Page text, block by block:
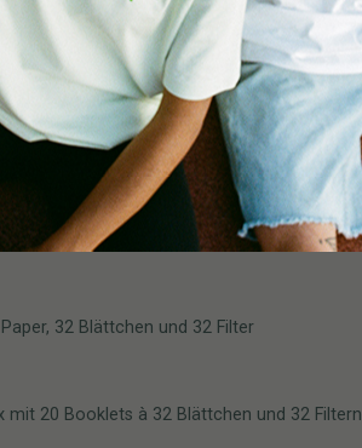
32 Blättchen und 32 Filter
mit 20 Booklets à 32 Blättchen und 32 Filtern